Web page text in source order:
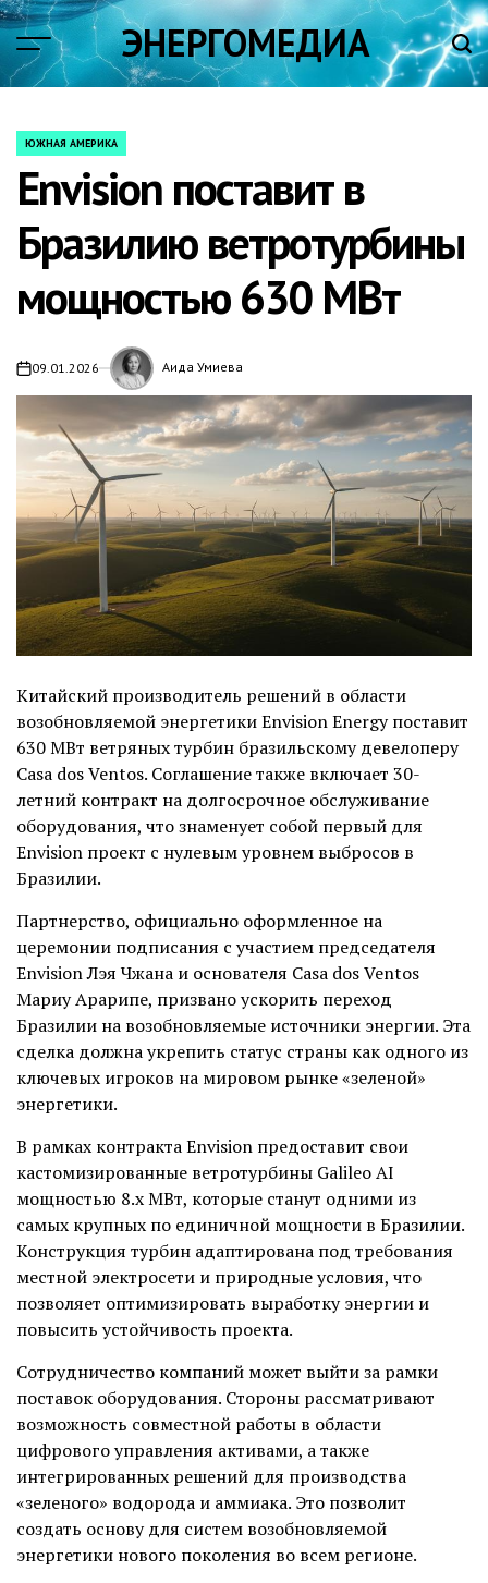
Skip
content
ЭНЕРГОМЕДИА
POSTED
ЮЖНАЯ АМЕРИКА
Envision поставит в
Бразилию ветротурбины
мощностью 630 МВт
on09.01.2026 Аида Умиева
Китайский производитель решений в области
возобновляемой энергетики Envision Energy поставит
630 МВт ветряных турбин бразильскому девелоперу
Casa dos Ventos. Соглашение также включает 30-
летний контракт на долгосрочное обслуживание
оборудования, что знаменует собой первый для
Envision проект с нулевым уровнем выбросов в
Бразилии.
Партнерство, официально оформленное на
церемонии подписания с участием председателя
Envision Лэя Чжана и основателя Casa dos Ventos
Мариу Арарипе, призвано ускорить переход
Бразилии на возобновляемые источники энергии. Эта
сделка должна укрепить статус страны как одного из
ключевых игроков на мировом рынке «зеленой»
энергетики.
В рамках контракта Envision предоставит свои
кастомизированные ветротурбины Galileo AI
мощностью 8.x МВт, которые станут одними из
самых крупных по единичной мощности в Бразилии.
Конструкция турбин адаптирована под требования
местной электросети и природные условия, что
позволяет оптимизировать выработку энергии и
повысить устойчивость проекта.
Сотрудничество компаний может выйти за рамки
поставок оборудования. Стороны рассматривают
возможность совместной работы в области
цифрового управления активами, а также
интегрированных решений для производства
«зеленого» водорода и аммиака. Это позволит
создать основу для систем возобновляемой
энергетики нового поколения во всем регионе.